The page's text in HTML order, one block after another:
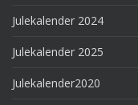
Julekalender 2024
Julekalender 2025
Julekalender2020